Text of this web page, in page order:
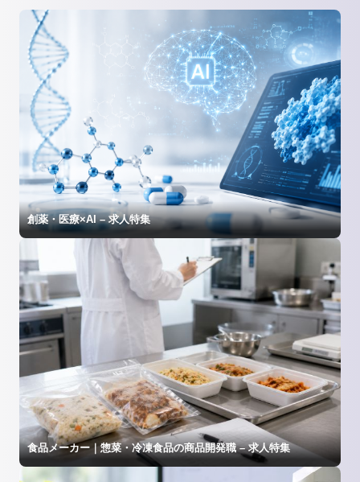
創薬・医療×AI – 求人特集
食品メーカー｜惣菜・冷凍食品の商品開発職 – 求人特集